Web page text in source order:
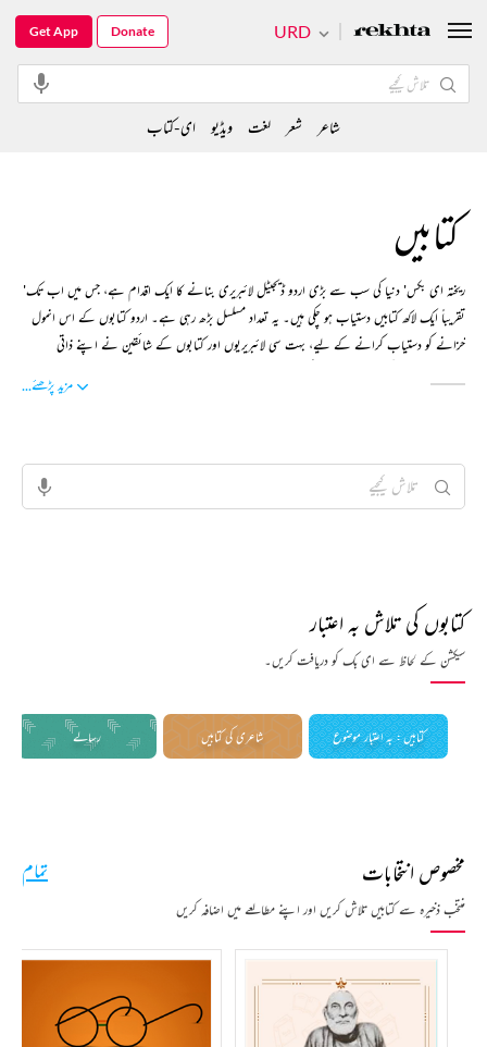
کتابیں
'ریختہ ای بکس' دنیا کی سب سے بڑی اردو ڈیجیٹل لائبریری بنانے کا ایک اقدام ہے، جس میں اب تک
تقریباً ایک لاکھ کتابیں دستیاب ہو چکی ہیں۔ یہ تعداد مسلسل بڑھ رہی ہے۔ اردو کتابوں کے اس انمول
خزانے کو دستیاب کرانے کے لیے، بہت سی لائبریریوں اور کتابوں کے شائقین نے اپنے ذاتی
ادب کا ایک خاطر خواہ ذخیرہ موجود ہے، جسے موضوع، عنوان، تاریخ کی ترتیب اور مصنف کے نام سے
کتابوں کی تلاش بہ اعتبار
سیکشن کے لحاظ سے ای بک کو دریافت کریں۔
کتابیں : بہ اعتبار موضوع شاعری کی کتابیں رسالے
مخصوص انتخابات
منتخب ذخیرہ سے کتابیں تلاش کریں اور اپنے مطالعے میں اضافہ کریں
تمام
URD
Get App Donate
شاعر شعر لغت ویڈیو ای-کتاب